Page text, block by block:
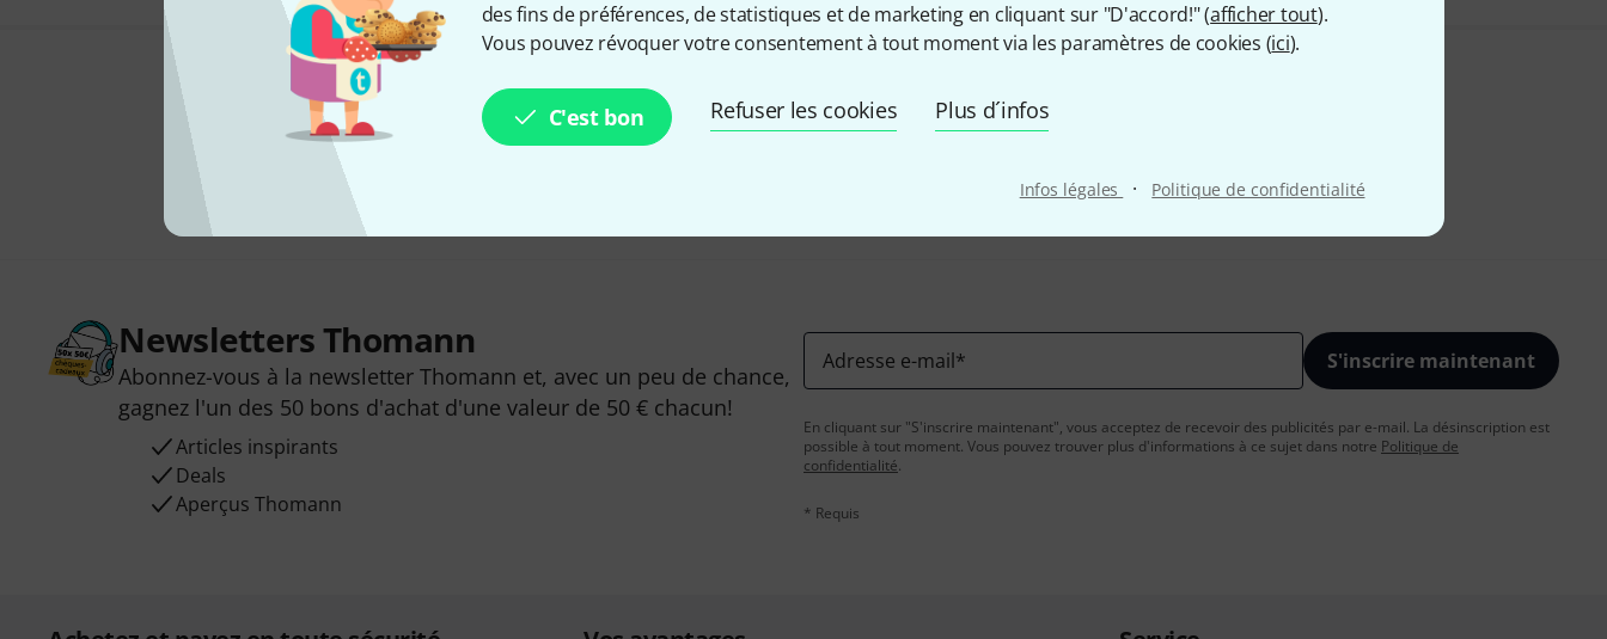
des fins de préférences, de statistiques et de marketing en cliquant sur "D'accord!" (afficher tout).
Vous pouvez révoquer votre consentement à tout moment via les paramètres de cookies (ici).
C'est bon Refuser les cookies Plus d´infos
Infos légales · Politique de confidentialité
Aimez-vous ce que vous voyez ?
Newsletters Thomann
Abonnez-vous à la newsletter Thomann et, avec un peu de chance,
gagnez l'un des 50 bons d'achat d'une valeur de 50 € chacun!
Articles inspirants
Deals
Aperçus Thomann
Adresse e-mail* S'inscrire maintenant
En cliquant sur "S'inscrire maintenant", vous acceptez de recevoir des publicités par e-mail. La désinscription est
possible à tout moment. Vous pouvez trouver plus d'informations à ce sujet dans notre Politique de
confidentialité.
* Requis